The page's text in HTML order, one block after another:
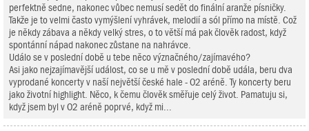
perfektně sedne, nakonec vůbec nemusí sedět do finální aranže písničky.
Takže je to velmi často vymýšlení vyhrávek, melodií a sól přímo na místě. Což
je někdy zábava a někdy velký stres, o to větší má pak člověk radost, když
spontánní nápad nakonec zůstane na nahrávce.
Událo se v poslední době u tebe něco význačného/zajímavého?
Asi jako nejzajímavější událost, co se u mě v poslední době udála, beru dva
vyprodané koncerty v naší největší české hale - O2 aréně. Ty koncerty beru
jako životní highlight. Něco, k čemu člověk směřuje celý život. Pamatuju si,
když jsem byl v O2 aréně poprvé, když mi...